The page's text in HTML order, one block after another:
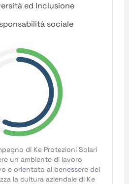
ed Inclusione
sociale
di Ke Protezioni Solari
un ambiente di lavoro
e orientato al benessere dei
la cultura aziendale di Ke